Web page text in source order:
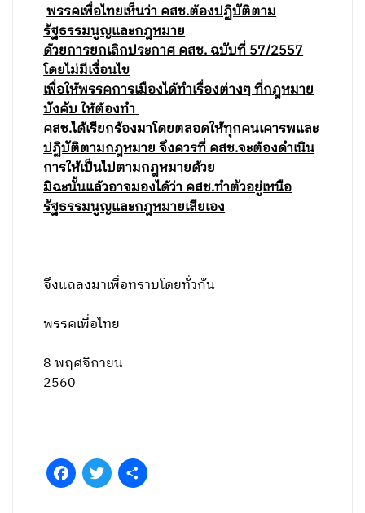
พรรคเพื่อไทยเห็นว่า คสช.ต้องปฏิบัติตาม
รัฐธรรมนูญและกฎหมาย
ด้วยการยกเลิกประกาศ คสช. ฉบับที่ 57/2557
โดยไม่มีเงื่อนไข
เพื่อให้พรรคการเมืองได้ทำเรื่องต่างๆ ที่กฎหมาย
บังคับ ให้ต้องทำ
คสช.ได้เรียกร้องมาโดยตลอดให้ทุกคนเคารพและ
ปฏิบัติตามกฎหมาย จึงควรที่ คสช.จะต้องดำเนิน
การให้เป็นไปตามกฎหมายด้วย
มิฉะนั้นแล้วอาจมองได้ว่า คสช.ทำตัวอยู่เหนือ
รัฐธรรมนูญและกฎหมายเสียเอง
จึงแถลงมาเพื่อทราบโดยทั่วกัน
พรรคเพื่อไทย
8 พฤศจิกายน
2560
FacebookTwitter